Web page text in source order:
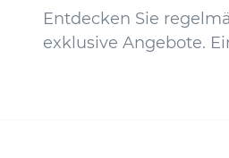
Entdecken Sie
exklusive Angebote.